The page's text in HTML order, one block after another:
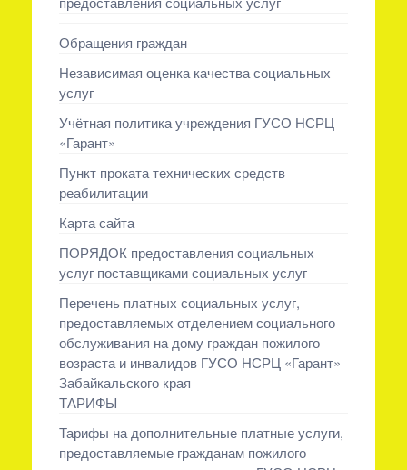
Обращения граждан
Независимая оценка качества социальных
услуг
Учётная политика учреждения ГУСО НСРЦ
«Гарант»
Пункт проката технических средств
реабилитации
Карта сайта
ПОРЯДОК предоставления социальных
услуг поставщиками социальных услуг
Перечень платных социальных услуг,
предоставляемых отделением социального
обслуживания на дому граждан пожилого
возраста и инвалидов ГУСО НСРЦ «Гарант»
Забайкальского края
ТАРИФЫ
Тарифы на дополнительные платные услуги,
предоставляемые гражданам пожилого